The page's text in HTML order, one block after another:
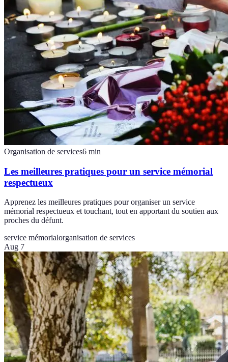
Organisation de services6 min
Les meilleures pratiques pour un service mémorial
respectueux
Apprenez les meilleures pratiques pour organiser un service
mémorial respectueux et touchant, tout en apportant du soutien aux
proches du défunt.
service mémorialorganisation de services
Aug 7